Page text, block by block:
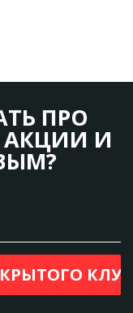
ПРО
АКЦИИ И